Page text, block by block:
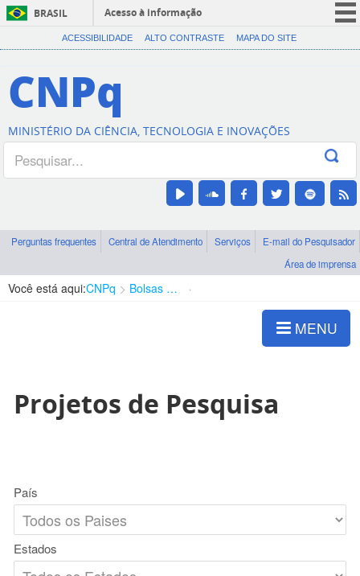
BRASIL
Acesso à informação
CORONAVÍRUS (COVID-19)
Canais
ACESSIBILIDADE ALTO CONTRASTE MAPA DO SITE
CNPq
MINISTÉRIO DA CIÊNCIA, TECNOLOGIA E INOVAÇÕES
Perguntas frequentes Central de Atendimento Serviços
E-mail do Pesquisador
Área de imprensa
Você está aqui:CNPq Bolsas e Auxílios Vigentes
MENU
Projetos de Pesquisa
País
Estados